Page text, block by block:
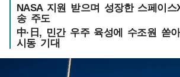
NASA 지원 받으며 성장한 스페이
송 주도
中·日, 민간 우주 육성에 수조원 쏟
시동 기대